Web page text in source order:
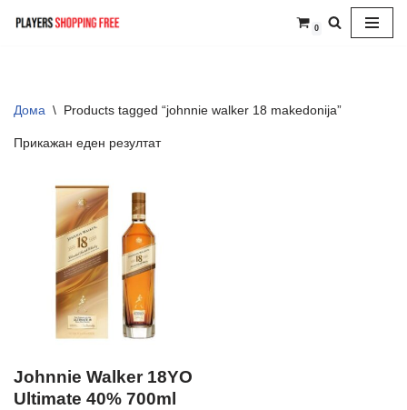
0
Дома \ Products tagged “johnnie walker 18 makedonija”
Прикажан еден резултат
Johnnie Walker 18YO
Ultimate 40% 700ml